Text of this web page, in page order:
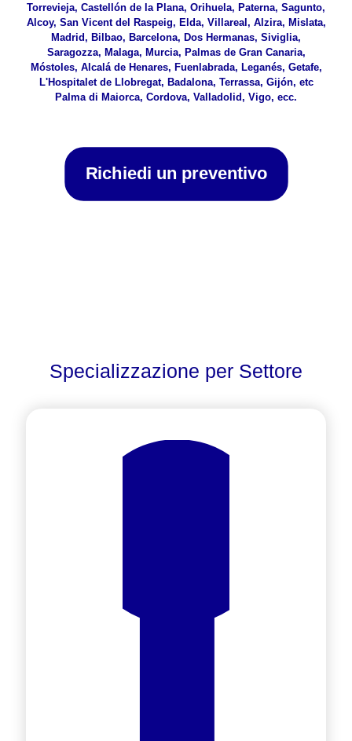
Torrevieja, Castellón de la Plana, Orihuela, Paterna, Sagunto,
Alcoy, San Vicent del Raspeig, Elda, Villareal, Alzira, Mislata,
Madrid, Bilbao, Barcelona, Dos Hermanas, Siviglia,
Saragozza, Malaga, Murcia, Palmas de Gran Canaria,
Móstoles, Alcalá de Henares, Fuenlabrada, Leganés, Getafe,
L'Hospitalet de Llobregat, Badalona, Terrassa, Gijón, etc
Palma di Maiorca, Cordova, Valladolid, Vigo, ecc.
Richiedi un preventivo
Specializzazione per Settore